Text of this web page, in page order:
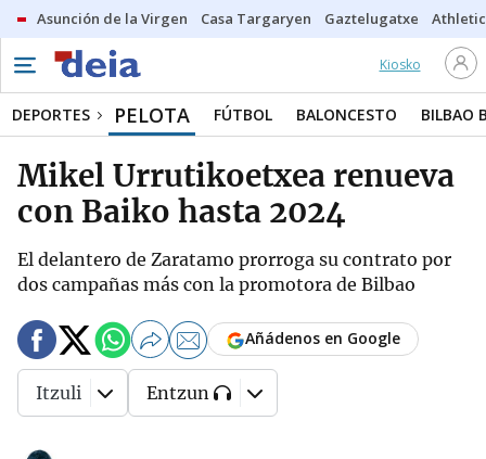
Asunción de la Virgen Casa Targaryen Gaztelugatxe Athletic
Kiosko
DEPORTES PELOTA FÚTBOL BALONCESTO BILBAO
Mikel Urrutikoetxea renueva
con Baiko hasta 2024
El delantero de Zaratamo prorroga su contrato por
dos campañas más con la promotora de Bilbao
Añádenos en Google
Itzuli Entzun